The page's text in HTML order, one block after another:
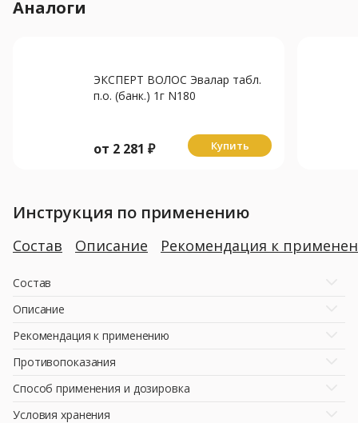
Аналоги
ЭКСПЕРТ ВОЛОС Эвалар табл.
п.о. (банк.) 1г N180
от 2 281 ₽ Купить
Инструкция по применению
Состав Описание Рекомендация к
Состав
Описание
Рекомендация к применению
Противопоказания
Способ применения и дозировка
Условия хранения